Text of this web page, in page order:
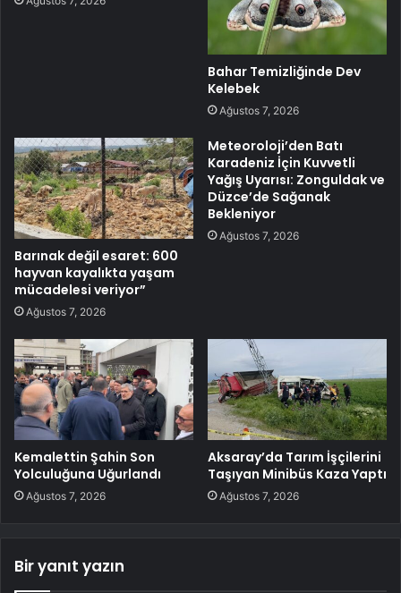
Bahar Temizliğinde Dev
Kelebek
Ağustos 7, 2026
Barınak değil esaret: 600
hayvan kayalıkta yaşam
mücadelesi veriyor”
Ağustos 7, 2026
Meteoroloji’den Batı
Karadeniz İçin Kuvvetli
Yağış Uyarısı: Zonguldak ve
Düzce’de Sağanak
Bekleniyor
Ağustos 7, 2026
Kemalettin Şahin Son
Yolculuğuna Uğurlandı
Ağustos 7, 2026
Aksaray’da Tarım İşçilerini
Taşıyan Minibüs Kaza Yaptı
Ağustos 7, 2026
Bir yanıt yazın